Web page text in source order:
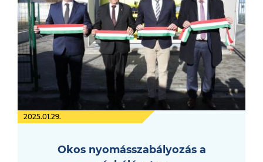
2025.01.29.
Okos nyomásszabályozás a